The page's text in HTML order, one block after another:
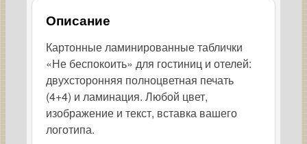
Описание
Картонные ламинированные таблички
«Не беспокоить» для гостиниц и отелей:
двухсторонняя полноцветная печать
(4+4) и ламинация. Любой цвет,
изображение и текст, вставка вашего
логотипа.